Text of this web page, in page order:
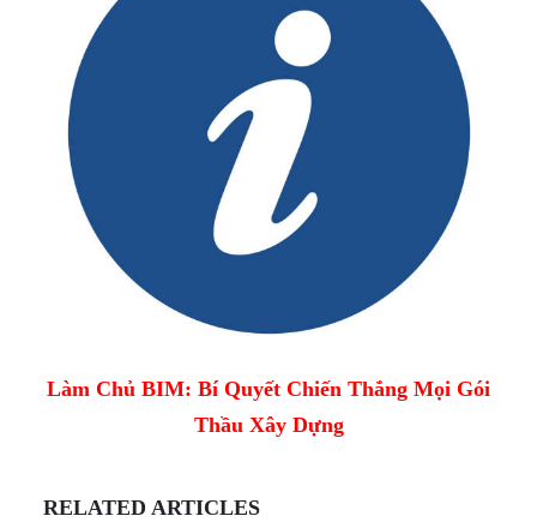
Làm Chủ BIM: Bí Quyết Chiến Thắng Mọi Gói
Thầu Xây Dựng
RELATED ARTICLES